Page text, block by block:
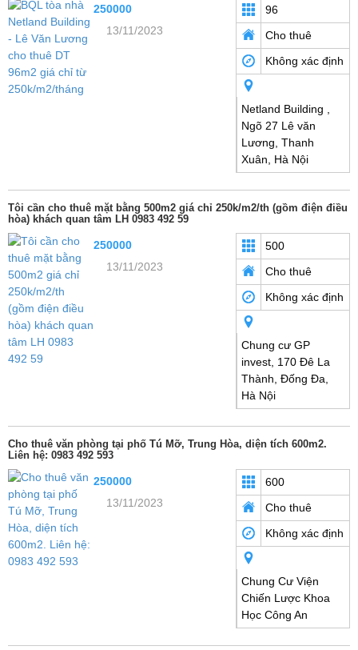
250000
13/11/2023
96
Cho thuê
Không xác định
Netland Building ,
Ngõ 27 Lê văn
Lương, Thanh
Xuân, Hà Nội
Tôi cần cho thuê mặt bằng 500m2 giá chỉ 250k/m2/th (gồm điện điều
hòa) khách quan tâm LH 0983 492 59
250000
13/11/2023
500
Cho thuê
Không xác định
Chung cư GP
invest, 170 Đê La
Thành, Đống Đa,
Hà Nội
Cho thuê văn phòng tại phố Tú Mỡ, Trung Hòa, diện tích 600m2.
Liên hệ: 0983 492 593
250000
13/11/2023
600
Cho thuê
Không xác định
Chung Cư Viện
Chiến Lược Khoa
Học Công An